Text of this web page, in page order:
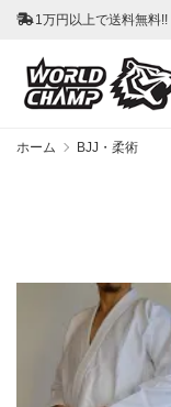
1万円以上で送料無料
ホーム BJJ・柔術